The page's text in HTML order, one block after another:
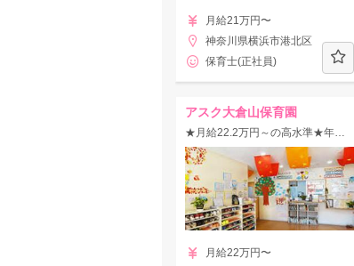
月給21万円〜
神奈川県横浜市港北区
保育士(正社員)
アスク大倉山保育園
★月給22.2万円～の高水準★年休123日◎借り上げ社宅など手厚い福利厚生♪
月給22万円〜